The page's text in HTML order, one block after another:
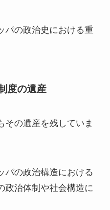
パの政治史における重
度の遺産
その遺産を残していま
パの政治構造における
政治体制や社会構造に